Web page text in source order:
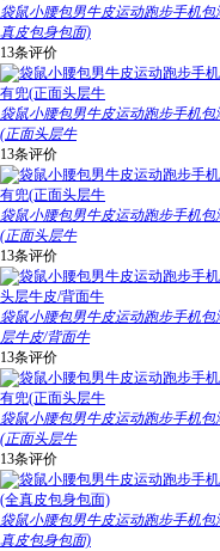
袋鼠小腰包男牛皮运动跑步手机
真皮包身包面)
13条评价
袋鼠小腰包男牛皮运动跑步手机
(正面头层牛
13条评价
袋鼠小腰包男牛皮运动跑步手机
(正面头层牛
13条评价
袋鼠小腰包男牛皮运动跑步手机
层牛皮/背面牛
13条评价
袋鼠小腰包男牛皮运动跑步手机
(正面头层牛
13条评价
袋鼠小腰包男牛皮运动跑步手机
真皮包身包面)